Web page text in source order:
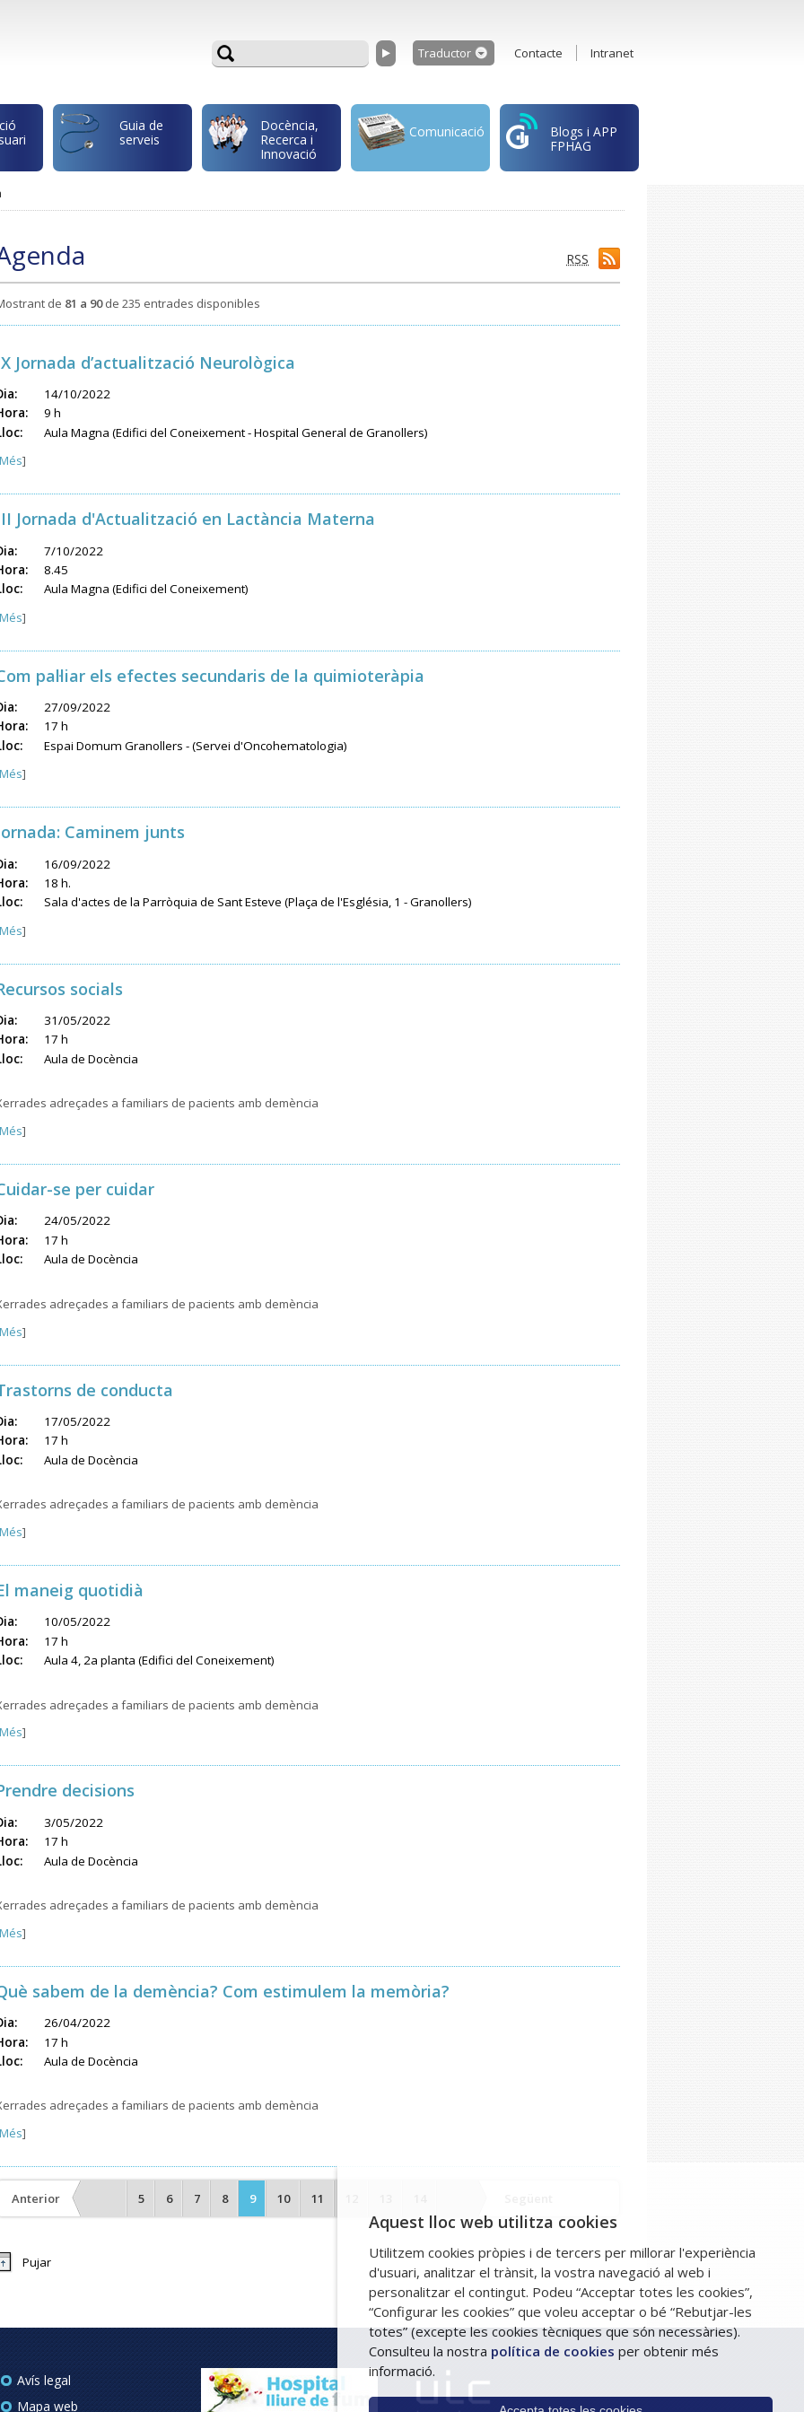
Traductor Contacte Intranet
Guia de
serveis
Docència,
Recerca i
Innovació
Comunicació
Blogs i APP
FPHAG
RSS
de 81 a 90de 235 entrades disponibles
Jornada d’actualització Neurològica
14/10/2022
9 h
Aula Magna (Edifici del Coneixement - Hospital General de Granollers)
Més]
Jornada d'Actualització en Lactància Materna
7/10/2022
8.45
Aula Magna (Edifici del Coneixement)
Més]
pal·liar els efectes secundaris de la quimioteràpia
27/09/2022
17 h
Espai Domum Granollers - (Servei d'Oncohematologia)
Més]
Caminem junts
16/09/2022
18 h.
Sala d'actes de la Parròquia de Sant Esteve (Plaça de l'Església, 1 - Granollers)
Més]
socials
31/05/2022
17 h
Aula de Docència
adreçades a familiars de pacients amb demència
Més]
se per cuidar
24/05/2022
17 h
Aula de Docència
adreçades a familiars de pacients amb demència
Més]
de conducta
17/05/2022
17 h
Aula de Docència
adreçades a familiars de pacients amb demència
Més]
maneig quotidià
10/05/2022
17 h
Aula 4, 2a planta (Edifici del Coneixement)
adreçades a familiars de pacients amb demència
Més]
decisions
3/05/2022
17 h
Aula de Docència
adreçades a familiars de pacients amb demència
Més]
sabem de la demència? Com estimulem la memòria?
26/04/2022
17 h
Aula de Docència
adreçades a familiars de pacients amb demència
Més]
Anterior 5 6 7 8 9 10 11
Pujar
Avís legal
Mapa web
Aquest lloc web utilitza cookies
Utilitzem cookies pròpies i de tercers per millorar l'experiència
d'usuari, analitzar el trànsit, la vostra navegació al web i
personalitzar el contingut. Podeu “Acceptar totes les cookies”,
“Configurar les cookies” que voleu acceptar o bé “Rebutjar-les
totes” (excepte les cookies tècniques que són necessàries).
Consulteu la nostra política de cookies per obtenir més
informació.